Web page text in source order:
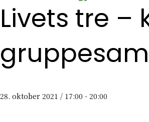
Livets tre –
28. oktober 2021 / 17:00 - 20:00